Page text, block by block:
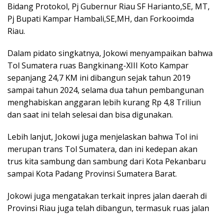
Bidang Protokol, Pj Gubernur Riau SF Harianto,SE, MT,
Pj Bupati Kampar Hambali,SE,MH, dan Forkooimda
Riau.
Dalam pidato singkatnya, Jokowi menyampaikan bahwa
Tol Sumatera ruas Bangkinang-XIII Koto Kampar
sepanjang 24,7 KM ini dibangun sejak tahun 2019
sampai tahun 2024, selama dua tahun pembangunan
menghabiskan anggaran lebih kurang Rp 4,8 Triliun
dan saat ini telah selesai dan bisa digunakan.
Lebih lanjut, Jokowi juga menjelaskan bahwa Tol ini
merupan trans Tol Sumatera, dan ini kedepan akan
trus kita sambung dan sambung dari Kota Pekanbaru
sampai Kota Padang Provinsi Sumatera Barat.
Jokowi juga mengatakan terkait inpres jalan daerah di
Provinsi Riau juga telah dibangun, termasuk ruas jalan